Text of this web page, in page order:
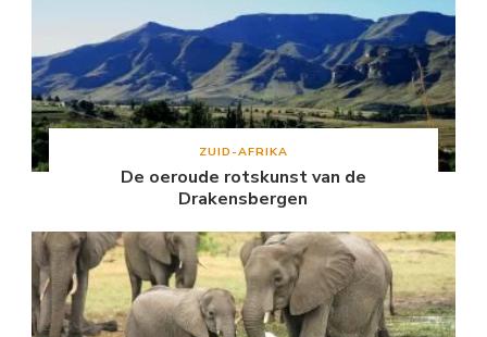
ZUID-AFRIKA
De oeroude rotskunst van de
Drakensbergen